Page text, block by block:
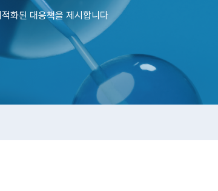
화된 대응책을 제시합니다